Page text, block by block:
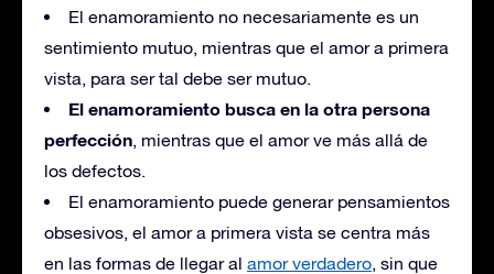
El enamoramiento no necesariamente es un
sentimiento mutuo, mientras que el amor a primera
vista, para ser tal debe ser mutuo.
El enamoramiento busca en la otra persona
perfección, mientras que el amor ve más allá de
los defectos.
El enamoramiento puede generar pensamientos
obsesivos, el amor a primera vista se centra más
en las formas de llegar al amor verdadero, sin que